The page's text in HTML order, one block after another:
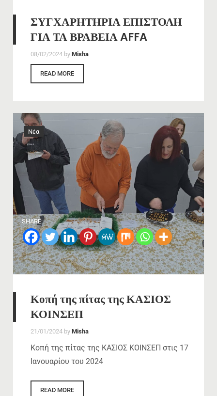
ΣΥΓΧΑΡΗΤΗΡΙΑ ΕΠΙΣΤΟΛΗ
ΓΙΑ ΤΑ ΒΡΑΒΕΙΑ AFFA
08/02/2024 by Misha
READ MORE
Νέα
SHARE:
Κοπή της πίτας της ΚΑΣΙΟΣ
ΚΟΙΝΣΕΠ
21/01/2024 by Misha
Κοπή της πίτας της ΚΑΣΙΟΣ ΚΟΙΝΣΕΠ στις 17
Ιανουαρίου του 2024
READ MORE